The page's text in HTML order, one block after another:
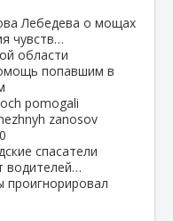
Лебедева о мощах
чувств…
области
попавшим в
спасатели
водителей…
проигнорировал